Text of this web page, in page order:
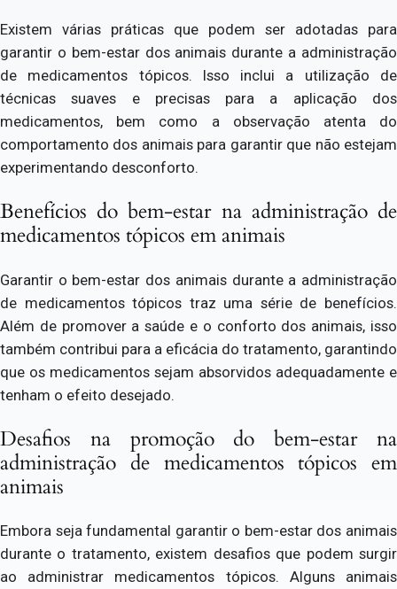
Existem várias práticas que podem ser adotadas para
garantir o bem-estar dos animais durante a administração
de medicamentos tópicos. Isso inclui a utilização de
técnicas suaves e precisas para a aplicação dos
medicamentos, bem como a observação atenta do
comportamento dos animais para garantir que não estejam
experimentando desconforto.
Benefícios do bem-estar na administração de
medicamentos tópicos em animais
Garantir o bem-estar dos animais durante a administração
de medicamentos tópicos traz uma série de benefícios.
Além de promover a saúde e o conforto dos animais, isso
também contribui para a eficácia do tratamento, garantindo
que os medicamentos sejam absorvidos adequadamente e
tenham o efeito desejado.
Desafios na promoção do bem-estar na
administração de medicamentos tópicos em
animais
Embora seja fundamental garantir o bem-estar dos animais
durante o tratamento, existem desafios que podem surgir
ao administrar medicamentos tópicos. Alguns animais